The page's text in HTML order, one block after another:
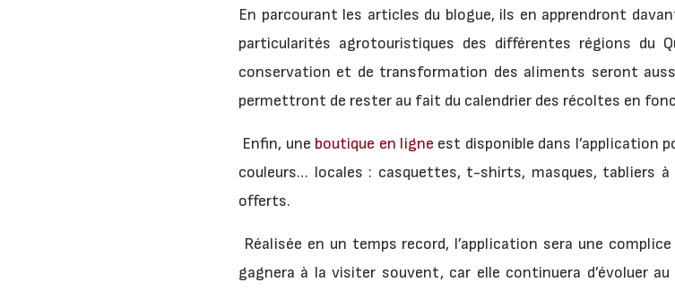
En parcourant les articles du blogue, ils en apprendront
particularités agrotouristiques des différentes régions du
conservation et de transformation des aliments seront
permettront de rester au fait du calendrier des récoltes en
Enfin, une boutique en ligne est disponible dans l’application
couleurs… locales : casquettes, t-shirts, masques, tabliers
offerts.
Réalisée en un temps record, l’application sera une
gagnera à la visiter souvent, car elle continuera d’évoluer